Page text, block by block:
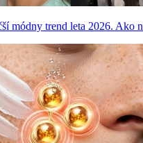
módny trend leta 2026. Ako